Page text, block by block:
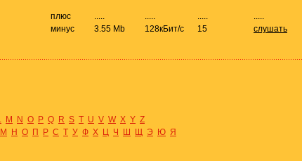
плюс
минус
3.55 Mb
128кБит/с
15
слушать
M N O P Q R S T U V W X Y Z
М Н О П Р С Т У Ф Х Ц Ч Ш Щ Э Ю Я